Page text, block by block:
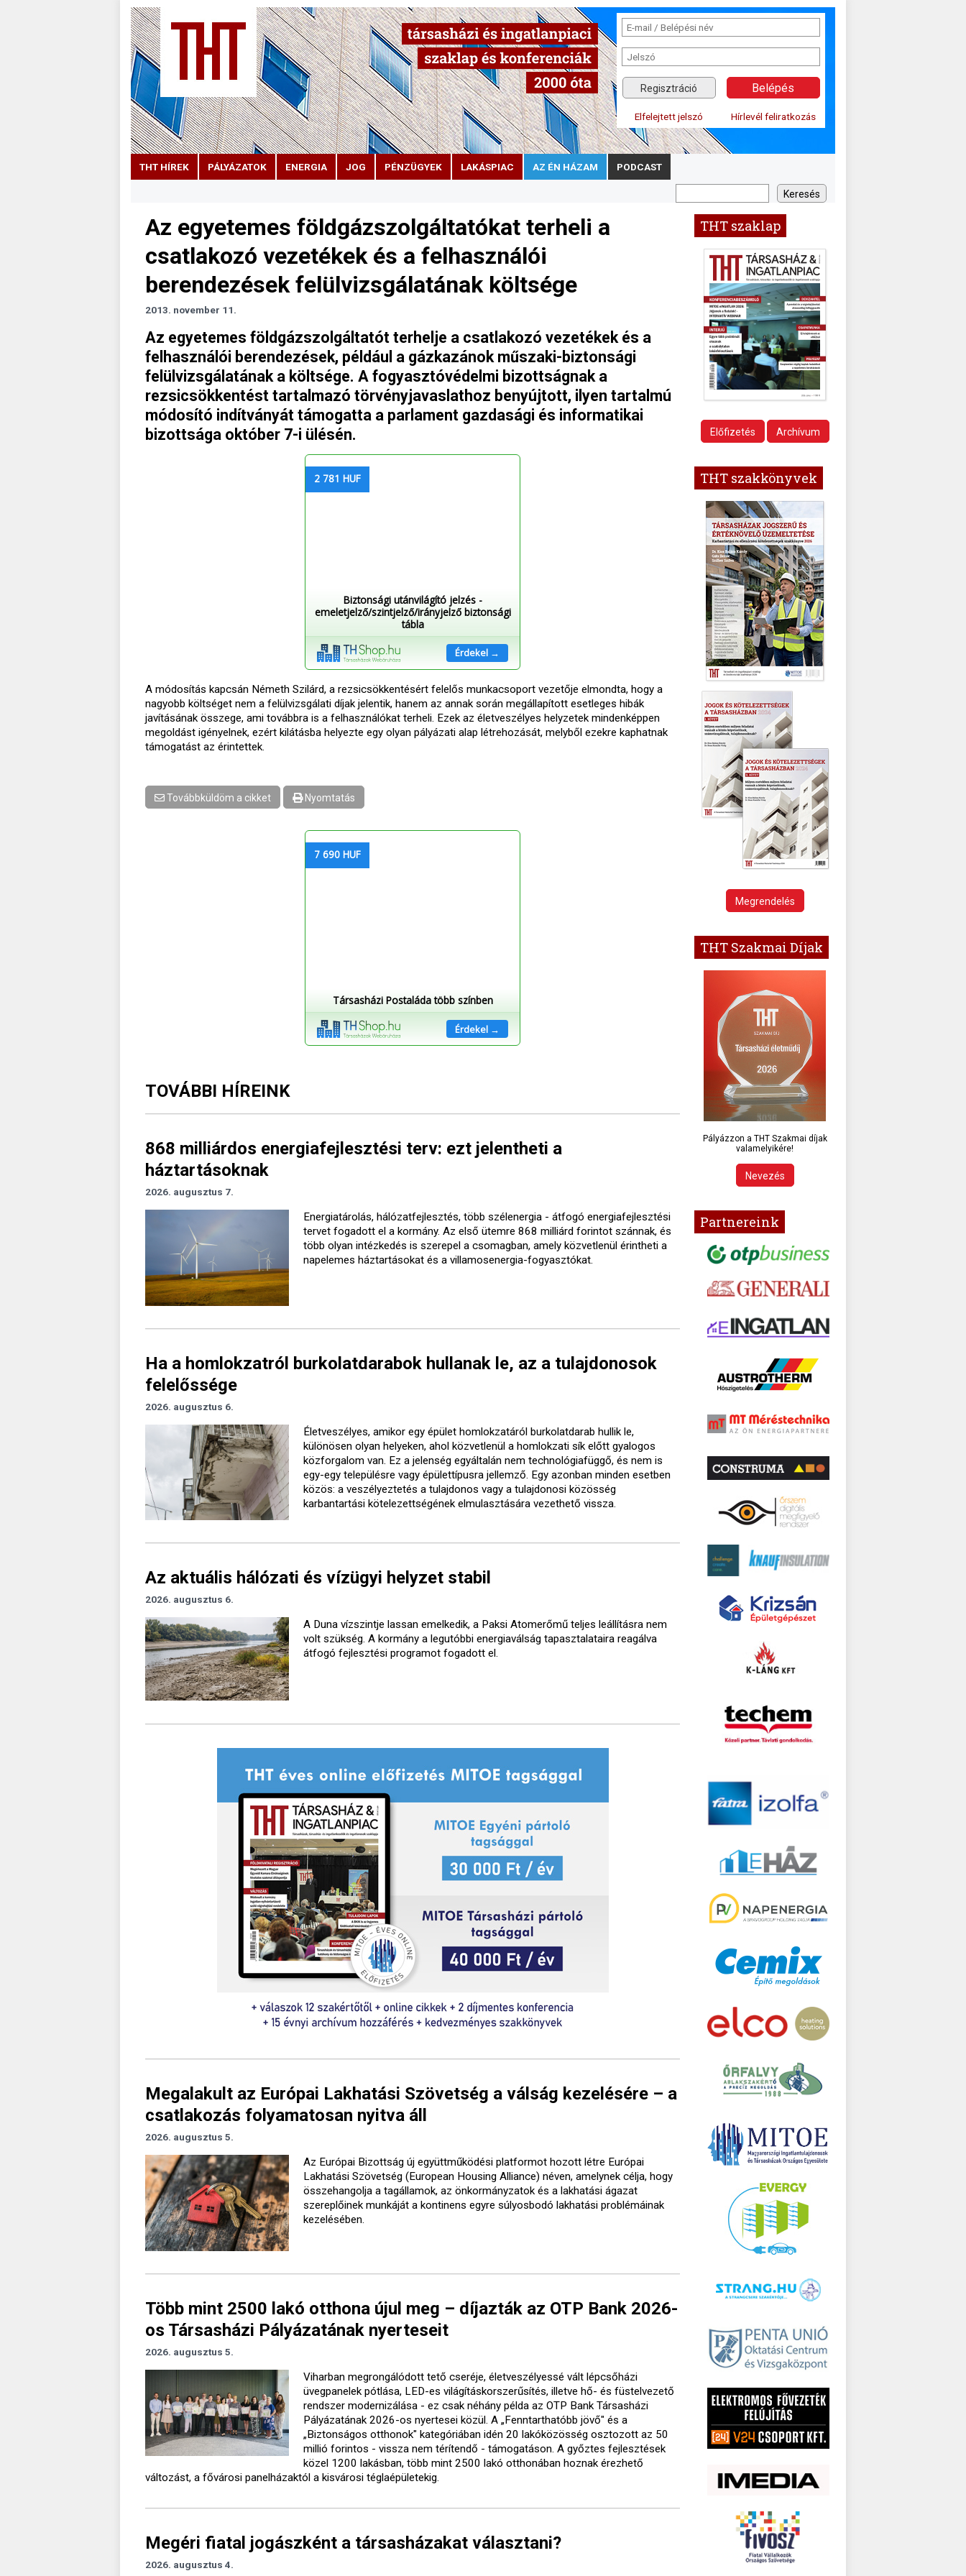
Regisztráció
Elfelejtett jelszó Hírlevél feliratkozás
THT HÍREK PÁLYÁZATOK ENERGIA JOG PÉNZÜGYEK LAKÁSPIAC AZ ÉN HÁZAM PODCAST
Az egyetemes földgázszolgáltatókat terheli a
csatlakozó vezetékek és a felhasználói
berendezések felülvizsgálatának költsége
2013. november 11.
Az egyetemes földgázszolgáltatót terhelje a csatlakozó vezetékek és a
felhasználói berendezések, például a gázkazánok műszaki-biztonsági
felülvizsgálatának a költsége. A fogyasztóvédelmi bizottságnak a
rezsicsökkentést tartalmazó törvényjavaslathoz benyújtott, ilyen tartalmú
módosító indítványát támogatta a parlament gazdasági és informatikai
bizottsága október 7-i ülésén.
2 781 HUF
Biztonsági utánvilágító jelzés -
emeletjelző/szintjelző/irányjelző biztonsági
tábla
Érdekel →
A módosítás kapcsán Németh Szilárd, a rezsicsökkentésért felelős munkacsoport vezetője elmondta, hogy a
nagyobb költséget nem a felülvizsgálati díjak jelentik, hanem az annak során megállapított esetleges hibák
javításának összege, ami továbbra is a felhasználókat terheli. Ezek az életveszélyes helyzetek mindenképpen
megoldást igényelnek, ezért kilátásba helyezte egy olyan pályázati alap létrehozását, melyből ezekre kaphatnak
támogatást az érintettek.
Továbbküldöm a cikket Nyomtatás
7 690 HUF
Társasházi Postaláda több színben
Érdekel →
TOVÁBBI HÍREINK
868 milliárdos energiafejlesztési terv: ezt jelentheti a
háztartásoknak
2026. augusztus 7.
Energiatárolás, hálózatfejlesztés, több szélenergia - átfogó energiafejlesztési
tervet fogadott el a kormány. Az első ütemre 868 milliárd forintot szánnak, és
több olyan intézkedés is szerepel a csomagban, amely közvetlenül érintheti a
napelemes háztartásokat és a villamosenergia-fogyasztókat.
Ha a homlokzatról burkolatdarabok hullanak le, az a tulajdonosok
felelőssége
2026. augusztus 6.
Életveszélyes, amikor egy épület homlokzatáról burkolatdarab hullik le,
különösen olyan helyeken, ahol közvetlenül a homlokzati sík előtt gyalogos
közforgalom van. Ez a jelenség egyáltalán nem technológiafüggő, és nem is
egy-egy településre vagy épülettípusra jellemző. Egy azonban minden esetben
közös: a veszélyeztetés a tulajdonos vagy a tulajdonosi közösség
karbantartási kötelezettségének elmulasztására vezethető vissza.
Az aktuális hálózati és vízügyi helyzet stabil
2026. augusztus 6.
A Duna vízszintje lassan emelkedik, a Paksi Atomerőmű teljes leállításra nem
volt szükség. A kormány a legutóbbi energiaválság tapasztalataira reagálva
átfogó fejlesztési programot fogadott el.
Megalakult az Európai Lakhatási Szövetség a válság kezelésére – a
csatlakozás folyamatosan nyitva áll
2026. augusztus 5.
Az Európai Bizottság új együttműködési platformot hozott létre Európai
Lakhatási Szövetség (European Housing Alliance) néven, amelynek célja, hogy
összehangolja a tagállamok, az önkormányzatok és a lakhatási ágazat
szereplőinek munkáját a kontinens egyre súlyosbodó lakhatási problémáinak
kezelésében.
Több mint 2500 lakó otthona újul meg – díjazták az OTP Bank 2026-
os Társasházi Pályázatának nyerteseit
2026. augusztus 5.
Viharban megrongálódott tető cseréje, életveszélyessé vált lépcsőházi
üvegpanelek pótlása, LED-es világításkorszerűsítés, illetve hő- és füstelvezető
rendszer modernizálása - ez csak néhány példa az OTP Bank Társasházi
Pályázatának 2026-os nyertesei közül. A „Fenntarthatóbb jövő" és a
„Biztonságos otthonok" kategóriában idén 20 lakóközösség osztozott az 50
millió forintos - vissza nem térítendő - támogatáson. A győztes fejlesztések
közel 1200 lakásban, több mint 2500 lakó otthonában hoznak érezhető
változást, a fővárosi panelházaktól a kisvárosi téglaépületekig.
Megéri fiatal jogászként a társasházakat választani?
2026. augusztus 4.
THT szaklap
Előfizetés Archívum
THT szakkönyvek
Megrendelés
THT Szakmai Díjak
Pályázzon a THT Szakmai díjak
valamelyikére!
Nevezés
Partnereink